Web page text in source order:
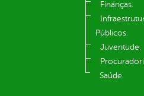
Finanças.
Públicos.
Juventude.
Saúde.